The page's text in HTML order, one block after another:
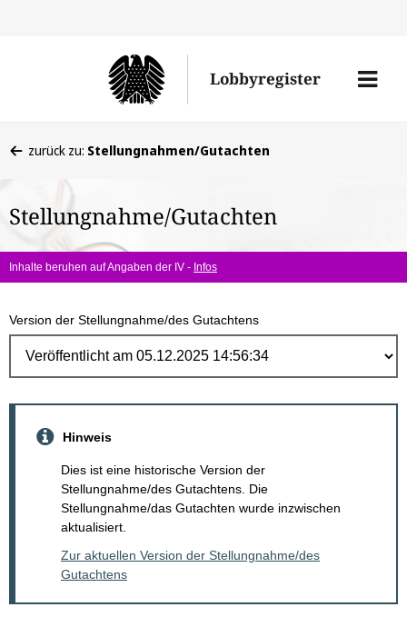
Lobbyregister
Menü
befinden
hier:
zurück zu: Stellungnahmen/Gutachten
Stellungnahme/Gutachten
Inhalte beruhen auf Angaben der IV - Infos
Version der Stellungnahme/des Gutachtens
Hinweis
Dies ist eine historische Version der
Stellungnahme/des Gutachtens. Die
Stellungnahme/das Gutachten wurde inzwischen
aktualisiert.
Zur aktuellen Version der Stellungnahme/des
Gutachtens